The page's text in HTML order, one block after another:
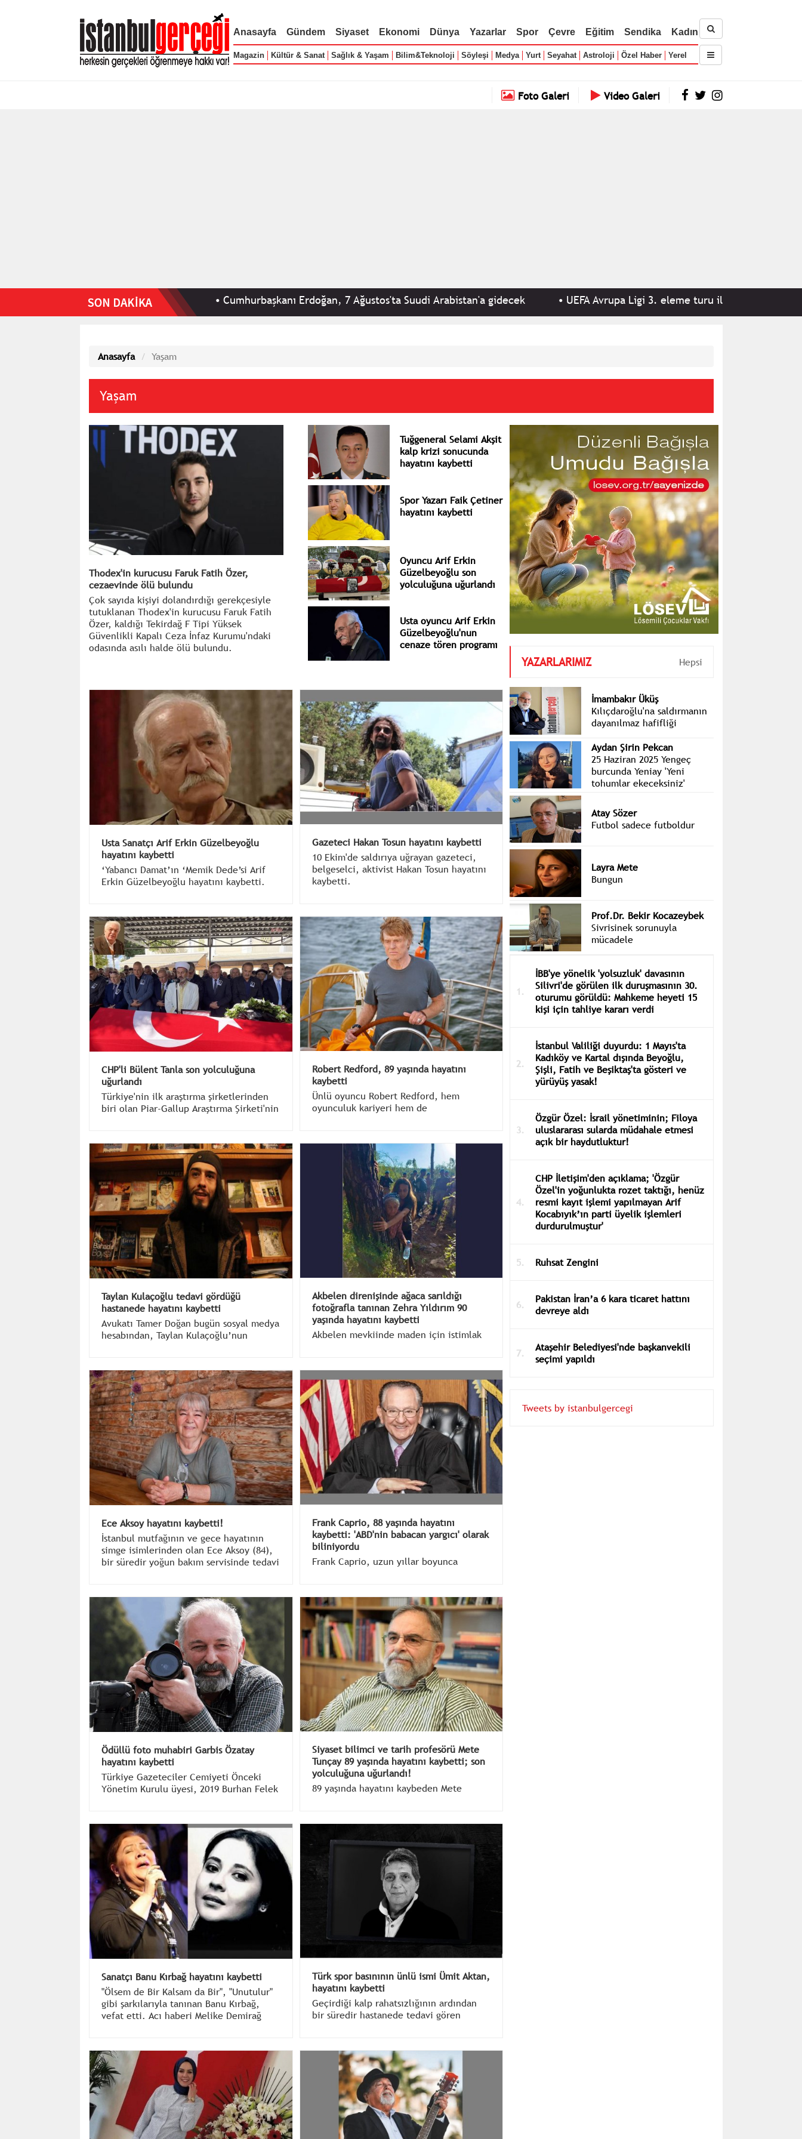
Anasayfa Gündem Siyaset Ekonomi Dünya Yazarlar Spor Çevre Eğitim Sendika Kadın
Magazin Kültür & Sanat Sağlık & Yaşam Bilim&Teknoloji Söyleşi Medya Yurt Seyahat Astroloji Özel Haber Yerel
Foto Galeri Video Galeri
bildiri yayımlandı •Cumhurbaşkanı Erdoğan, 7 Ağustos'ta Suudi Arabistan'a gidecek •UEFA Avrupa Ligi 3. eleme turu ilk maçında: Hradec Králové 0-1
Anasayfa Yaşam
Yaşam
Thodex'in kurucusu Faruk Fatih Özer,
cezaevinde ölü bulundu
Çok sayıda kişiyi dolandırdığı gerekçesiyle
tutuklanan Thodex'in kurucusu Faruk Fatih
Özer, kaldığı Tekirdağ F Tipi Yüksek
Güvenlikli Kapalı Ceza İnfaz Kurumu'ndaki
odasında asılı halde ölü bulundu.
Tuğgeneral Selami Akşit
kalp krizi sonucunda
hayatını kaybetti
Spor Yazarı Faik Çetiner
hayatını kaybetti
Oyuncu Arif Erkin
Güzelbeyoğlu son
yolculuğuna uğurlandı
Usta oyuncu Arif Erkin
Güzelbeyoğlu'nun
cenaze tören programı
Usta Sanatçı Arif Erkin Güzelbeyoğlu
hayatını kaybetti
‘Yabancı Damat’ın ‘Memik Dede’si Arif
Erkin Güzelbeyoğlu hayatını kaybetti.
Gazeteci Hakan Tosun hayatını kaybetti
10 Ekim'de saldırıya uğrayan gazeteci,
belgeselci, aktivist Hakan Tosun hayatını
kaybetti.
CHP'li Bülent Tanla son yolculuğuna
uğurlandı
Türkiye'nin ilk araştırma şirketlerinden
biri olan Piar-Gallup Araştırma Şirketi'nin
alzheimer tedavisi görüyordu.
Robert Redford, 89 yaşında hayatını
kaybetti
Ünlü oyuncu Robert Redford, hem
oyunculuk kariyeri hem de
Taylan Kulaçoğlu tedavi gördüğü
hastanede hayatını kaybetti
Avukatı Tamer Doğan bugün sosyal medya
hesabından, Taylan Kulaçoğlu’nun
müjdelemeyi ama kaybettik dostumuzu”
sözleriyle duyurdu.
Akbelen direnişinde ağaca sarıldığı
fotoğrafla tanınan Zehra Yıldırım 90
yaşında hayatını kaybetti
Akbelen mevkiinde maden için istimlak
Zehra Yıldırım, 90 yaşında hayatını
kaybetti.
Ece Aksoy hayatını kaybetti!
İstanbul mutfağının ve gece hayatının
simge isimlerinden olan Ece Aksoy (84),
bir süredir yoğun bakım servisinde tedavi
Frank Caprio, 88 yaşında hayatını
kaybetti: 'ABD'nin babacan yargıcı' olarak
biliniyordu
Frank Caprio, uzun yıllar boyunca
merhametli kararlarıyla izleyicilerin
gönlünde taht kurmuştu.
Ödüllü foto muhabiri Garbis Özatay
hayatını kaybetti
Türkiye Gazeteciler Cemiyeti Önceki
Yönetim Kurulu üyesi, 2019 Burhan Felek
Ağustos 2025 Salı günü vefat etti.
Siyaset bilimci ve tarih profesörü Mete
Tunçay 89 yaşında hayatını kaybetti; son
yolculuğuna uğurlandı!
89 yaşında hayatını kaybeden Mete
kılınacak cenaze namazından sonra
Feriköy mezarlığına defnedilecek.
Sanatçı Banu Kırbağ hayatını kaybetti
"Ölsem de Bir Kalsam da Bir", "Unutulur"
gibi şarkılarıyla tanınan Banu Kırbağ,
vefat etti. Acı haberi Melike Demirağ
Türk spor basınının ünlü ismi Ümit Aktan,
hayatını kaybetti
Geçirdiği kalp rahatsızlığının ardından
bir süredir hastanede tedavi gören
etti.
YAZARLARIMIZ Hepsi
İmambakır Üküş
Kılıçdaroğlu'na saldırmanın
dayanılmaz hafifliği
Aydan Şirin Pekcan
25 Haziran 2025 Yengeç
burcunda Yeniay 'Yeni
tohumlar ekeceksiniz'
Atay Sözer
Futbol sadece futboldur
Layra Mete
Bungun
Prof.Dr. Bekir Kocazeybek
Sivrisinek sorunuyla
mücadele
İBB'ye yönelik 'yolsuzluk' davasının
Silivri'de görülen ilk duruşmasının 30.
oturumu görüldü: Mahkeme heyeti 15
kişi için tahliye kararı verdi
İstanbul Valiliği duyurdu: 1 Mayıs'ta
Kadıköy ve Kartal dışında Beyoğlu,
Şişli, Fatih ve Beşiktaş'ta gösteri ve
yürüyüş yasak!
Özgür Özel: İsrail yönetiminin; Filoya
uluslararası sularda müdahale etmesi
açık bir haydutluktur!
CHP İletişim'den açıklama; 'Özgür
Özel'in yoğunlukta rozet taktığı, henüz
resmi kayıt işlemi yapılmayan Arif
Kocabıyık’ın parti üyelik işlemleri
durdurulmuştur'
Ruhsat Zengini
Pakistan İran’a 6 kara ticaret hattını
devreye aldı
Ataşehir Belediyesi'nde başkanvekili
seçimi yapıldı
Tweets by istanbulgercegi